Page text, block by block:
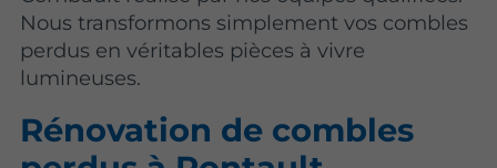
Nous transformons simplement vos combles
perdus en véritables pièces à vivre
lumineuses.
Rénovation de combles